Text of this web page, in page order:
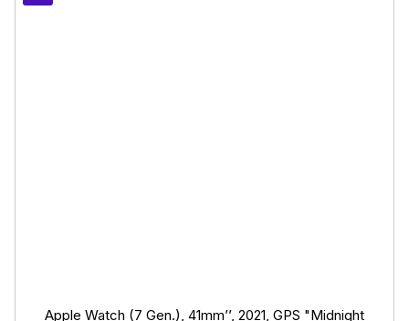
Apple Watch (7 Gen.), 41mm’’, 2021, GPS "Midnight